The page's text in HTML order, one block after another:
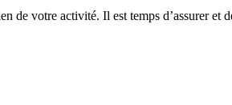
de votre activité. Il est temps d’assurer et